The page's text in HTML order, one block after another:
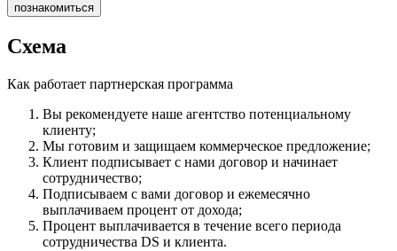
познакомиться
Схема
Как работает партнерская программа
Вы рекомендуете наше агентство потенциальному
клиенту;
Мы готовим и защищаем коммерческое предложение;
Клиент подписывает с нами договор и начинает
сотрудничество;
Подписываем с вами договор и ежемесячно
выплачиваем процент от дохода;
Процент выплачивается в течение всего периода
сотрудничества DS и клиента.